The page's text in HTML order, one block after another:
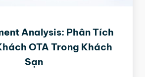
Analysis: Phân Tích
OTA Trong Khách
Sạn